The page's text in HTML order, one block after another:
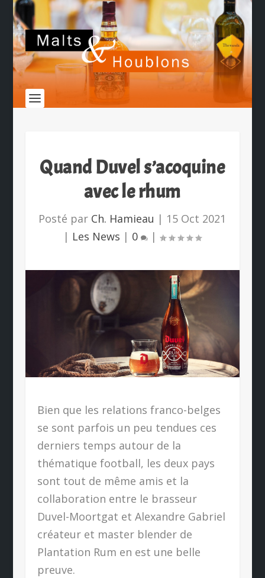
Quand Duvel s’acoquine
avec le rhum
Posté par Ch. Hamieau | 15 Oct 2021
| Les News | 0 |
Bien que les relations franco-belges
se sont parfois un peu tendues ces
derniers temps autour de la
thématique football, les deux pays
sont tout de même amis et la
collaboration entre le brasseur
Duvel-Moortgat et Alexandre Gabriel
créateur et master blender de
Plantation Rum en est une belle
preuve.